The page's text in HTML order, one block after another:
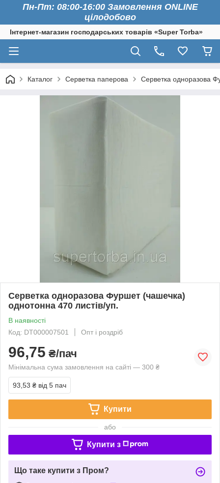
Пн-Пт: 08:00-16:00 Замовлення ONLINE
цілодобово
Інтернет-магазин господарських товарів «Super Torba»
Каталог Серветка паперова Серветка одноразова
Серветка одноразова Фуршет (чашечка)
однотонна 470 листів/уп.
В наявності
Код: DT000007501
Опт і роздріб
96,75 ₴/пач
Мінімальна сума замовлення на сайті — 300 ₴
93,53 ₴ від 5 пач
Купити
або
Купити з
Що таке купити з Пром?